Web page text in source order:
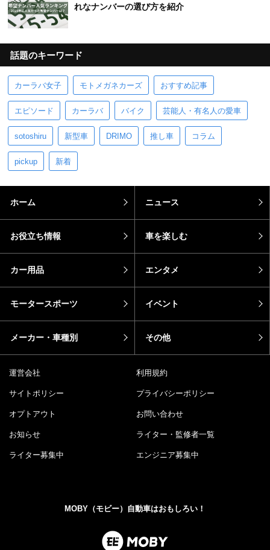
れなナンバーの選び方を紹介
話題のキーワード
カーラバ女子 モトメガネカーズ おすすめ記事
エピソード カーラバ バイク 芸能人・有名人の愛車
sotoshiru 新型車 DRIMO 推し車 コラム
pickup 新着
ホーム ニュース
お役立ち情報 車を楽しむ
カー用品 エンタメ
モータースポーツ イベント
メーカー・車種別 その他
運営会社 利用規約
サイトポリシー プライバシーポリシー
オプトアウト お問い合わせ
お知らせ ライター・監修者一覧
ライター募集中 エンジニア募集中
MOBY（モビー）自動車はおもしろい！